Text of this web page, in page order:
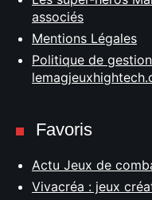
associés
Mentions Légales
Politique de
Favoris
Actu Jeux de
Vivacréa : jeux